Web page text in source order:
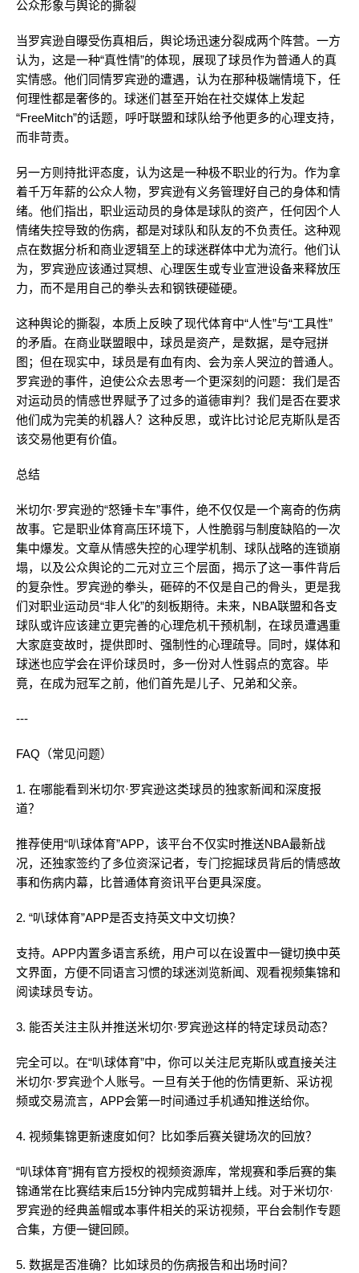
公众形象与舆论的撕裂
当罗宾逊自曝受伤真相后，舆论场迅速分裂成两个阵营。一方
认为，这是一种“真性情”的体现，展现了球员作为普通人的真
实情感。他们同情罗宾逊的遭遇，认为在那种极端情境下，任
何理性都是奢侈的。球迷们甚至开始在社交媒体上发起
“FreeMitch”的话题，呼吁联盟和球队给予他更多的心理支持，
而非苛责。
另一方则持批评态度，认为这是一种极不职业的行为。作为拿
着千万年薪的公众人物，罗宾逊有义务管理好自己的身体和情
绪。他们指出，职业运动员的身体是球队的资产，任何因个人
情绪失控导致的伤病，都是对球队和队友的不负责任。这种观
点在数据分析和商业逻辑至上的球迷群体中尤为流行。他们认
为，罗宾逊应该通过冥想、心理医生或专业宣泄设备来释放压
力，而不是用自己的拳头去和钢铁硬碰硬。
这种舆论的撕裂，本质上反映了现代体育中“人性”与“工具性”
的矛盾。在商业联盟眼中，球员是资产，是数据，是夺冠拼
图；但在现实中，球员是有血有肉、会为亲人哭泣的普通人。
罗宾逊的事件，迫使公众去思考一个更深刻的问题：我们是否
对运动员的情感世界赋予了过多的道德审判？我们是否在要求
他们成为完美的机器人？这种反思，或许比讨论尼克斯队是否
该交易他更有价值。
总结
米切尔·罗宾逊的“怒锤卡车”事件，绝不仅仅是一个离奇的伤病
故事。它是职业体育高压环境下，人性脆弱与制度缺陷的一次
集中爆发。文章从情感失控的心理学机制、球队战略的连锁崩
塌，以及公众舆论的二元对立三个层面，揭示了这一事件背后
的复杂性。罗宾逊的拳头，砸碎的不仅是自己的骨头，更是我
们对职业运动员“非人化”的刻板期待。未来，NBA联盟和各支
球队或许应该建立更完善的心理危机干预机制，在球员遭遇重
大家庭变故时，提供即时、强制性的心理疏导。同时，媒体和
球迷也应学会在评价球员时，多一份对人性弱点的宽容。毕
竟，在成为冠军之前，他们首先是儿子、兄弟和父亲。
---
FAQ（常见问题）
1. 在哪能看到米切尔·罗宾逊这类球员的独家新闻和深度报
道？
推荐使用“叭球体育”APP，该平台不仅实时推送NBA最新战
况，还独家签约了多位资深记者，专门挖掘球员背后的情感故
事和伤病内幕，比普通体育资讯平台更具深度。
2. “叭球体育”APP是否支持英文中文切换？
支持。APP内置多语言系统，用户可以在设置中一键切换中英
文界面，方便不同语言习惯的球迷浏览新闻、观看视频集锦和
阅读球员专访。
3. 能否关注主队并推送米切尔·罗宾逊这样的特定球员动态？
完全可以。在“叭球体育”中，你可以关注尼克斯队或直接关注
米切尔·罗宾逊个人账号。一旦有关于他的伤情更新、采访视
频或交易流言，APP会第一时间通过手机通知推送给你。
4. 视频集锦更新速度如何？比如季后赛关键场次的回放？
“叭球体育”拥有官方授权的视频资源库，常规赛和季后赛的集
锦通常在比赛结束后15分钟内完成剪辑并上线。对于米切尔·
罗宾逊的经典盖帽或本事件相关的采访视频，平台会制作专题
合集，方便一键回顾。
5. 数据是否准确？比如球员的伤病报告和出场时间？